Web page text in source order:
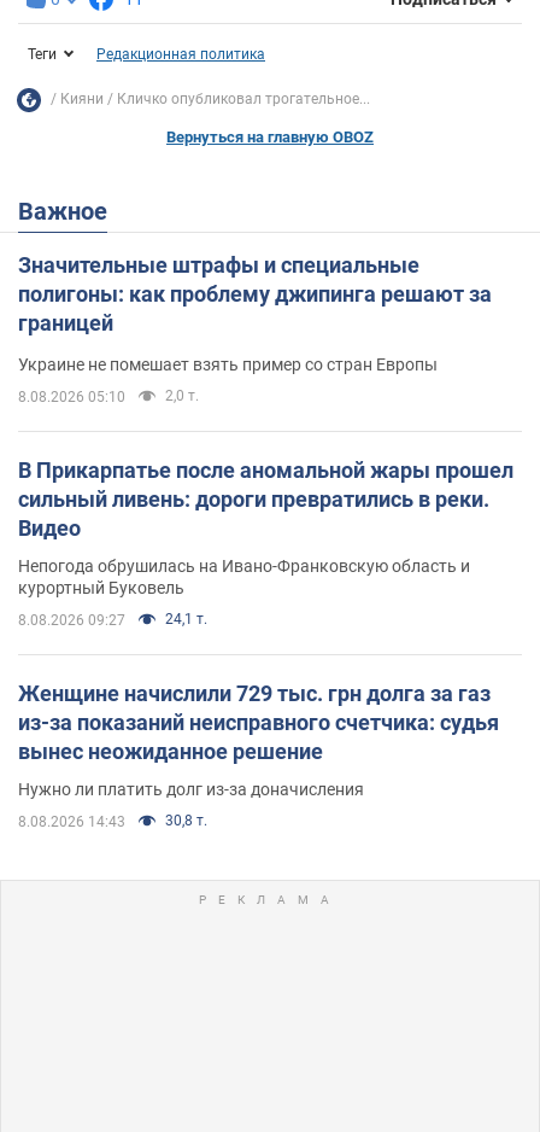
Теги Редакционная политика
Кияни Кличко опубликовал трогательное...
Вернуться на главную OBOZ
Важное
Значительные штрафы и специальные
полигоны: как проблему джипинга решают за
границей
Украине не помешает взять пример со стран Европы
8.08.2026 05:10 2,0 т.
В Прикарпатье после аномальной жары прошел
сильный ливень: дороги превратились в реки.
Видео
Непогода обрушилась на Ивано-Франковскую область и
курортный Буковель
8.08.2026 09:27 24,1 т.
Женщине начислили 729 тыс. грн долга за газ
из-за показаний неисправного счетчика: судья
вынес неожиданное решение
Нужно ли платить долг из-за доначисления
8.08.2026 14:43 30,8 т.